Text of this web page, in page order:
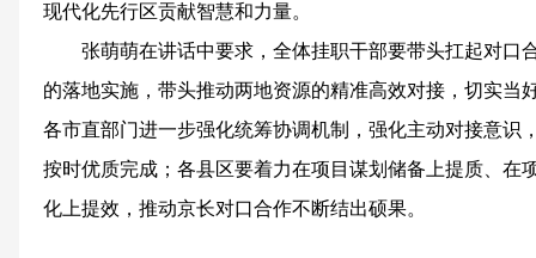
现代化先行区贡献智慧和力量。
张萌萌在讲话中要求，全体挂职干部要带头扛起对口
的落地实施，带头推动两地资源的精准高效对接，切实当
各市直部门进一步强化统筹协调机制，强化主动对接意识
按时优质完成；各县区要着力在项目谋划储备上提质、在
化上提效，推动京长对口合作不断结出硕果。